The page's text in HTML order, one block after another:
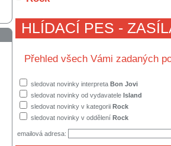
HLÍDACÍ PES -
Přehled všech Vámi zadaných
sledovat novinky interpreta Bon Jovi
sledovat novinky od vydavatele Island
sledovat novinky v kategorii Rock
sledovat novinky v oddělení Rock
emailová adresa: